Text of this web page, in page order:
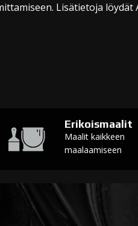
Lisätietoja löydät
Erikoismaalit
Maalit kaikkeen
maalaamiseen